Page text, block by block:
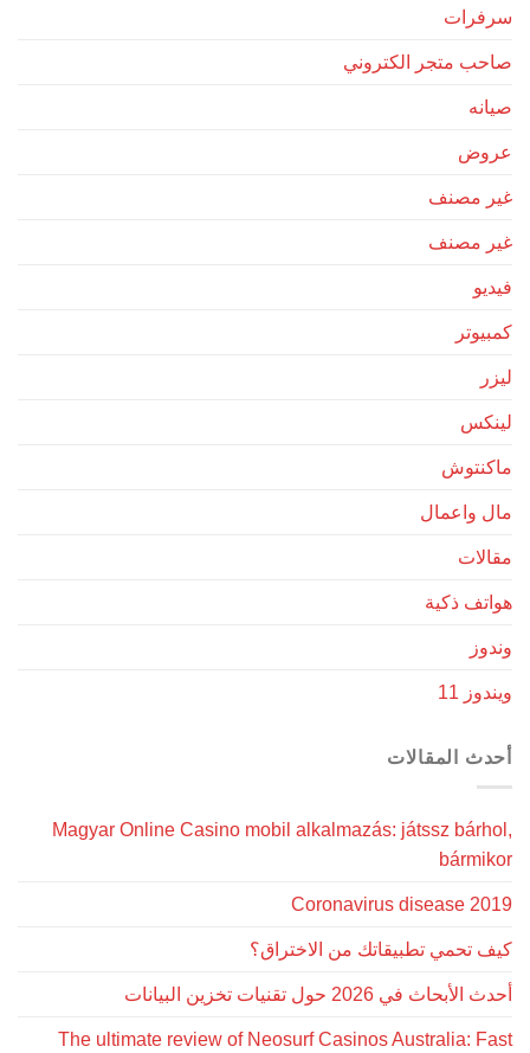
سرفرات
صاحب متجر الكتروني
صيانه
عروض
غير مصنف
غير مصنف
فيديو
كمبيوتر
ليزر
لينكس
ماكنتوش
مال واعمال
مقالات
هواتف ذكية
وندوز
ويندوز 11
أحدث المقالات
Magyar Online Casino mobil alkalmazás: játssz bárhol,
bármikor
Coronavirus disease 2019
كيف تحمي تطبيقاتك من الاختراق؟
أحدث الأبحاث في 2026 حول تقنيات تخزين البيانات
The ultimate review of Neosurf Casinos Australia: Fast